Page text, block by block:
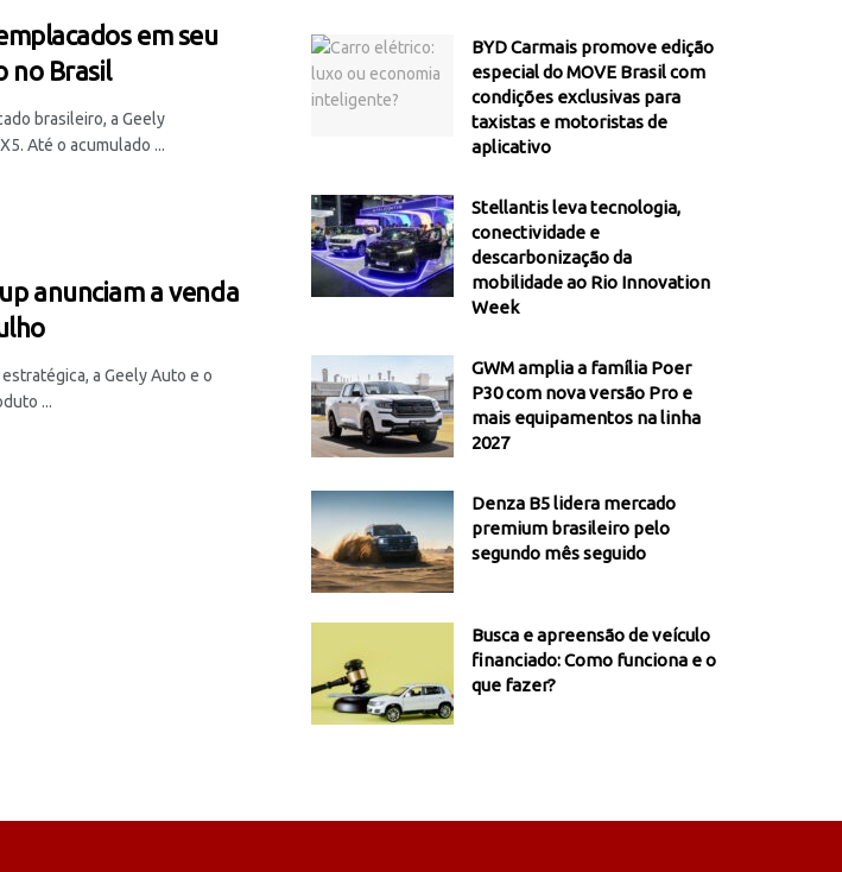
em seu
no Brasil
brasileiro, a Geely
Até o acumulado ...
anunciam a venda
a Geely Auto e o
...
BYD Carmais promove edição
especial do MOVE Brasil com
condições exclusivas para
taxistas e motoristas de
aplicativo
Stellantis leva tecnologia,
conectividade e
descarbonização da
mobilidade ao Rio Innovation
Week
GWM amplia a família Poer
P30 com nova versão Pro e
mais equipamentos na linha
2027
Denza B5 lidera mercado
premium brasileiro pelo
segundo mês seguido
Busca e apreensão de veículo
financiado: Como funciona e o
que fazer?